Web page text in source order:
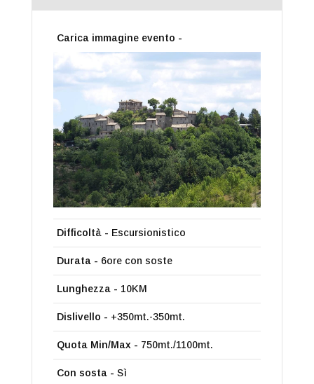
Carica immagine evento -
Difficoltà - Escursionistico
Durata - 6ore con soste
Lunghezza - 10KM
Dislivello - +350mt.-350mt.
Quota Min/Max - 750mt./1100mt.
Con sosta - Sì